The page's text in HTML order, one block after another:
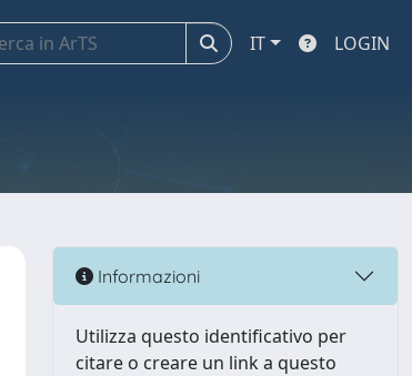
IT LOGIN
Informazioni
Utilizza questo identificativo per
citare o creare un link a questo